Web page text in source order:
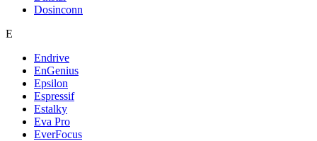
Dosinconn
E
Endrive
EnGenius
Epsilon
Espressif
Estalky
Eva Pro
EverFocus